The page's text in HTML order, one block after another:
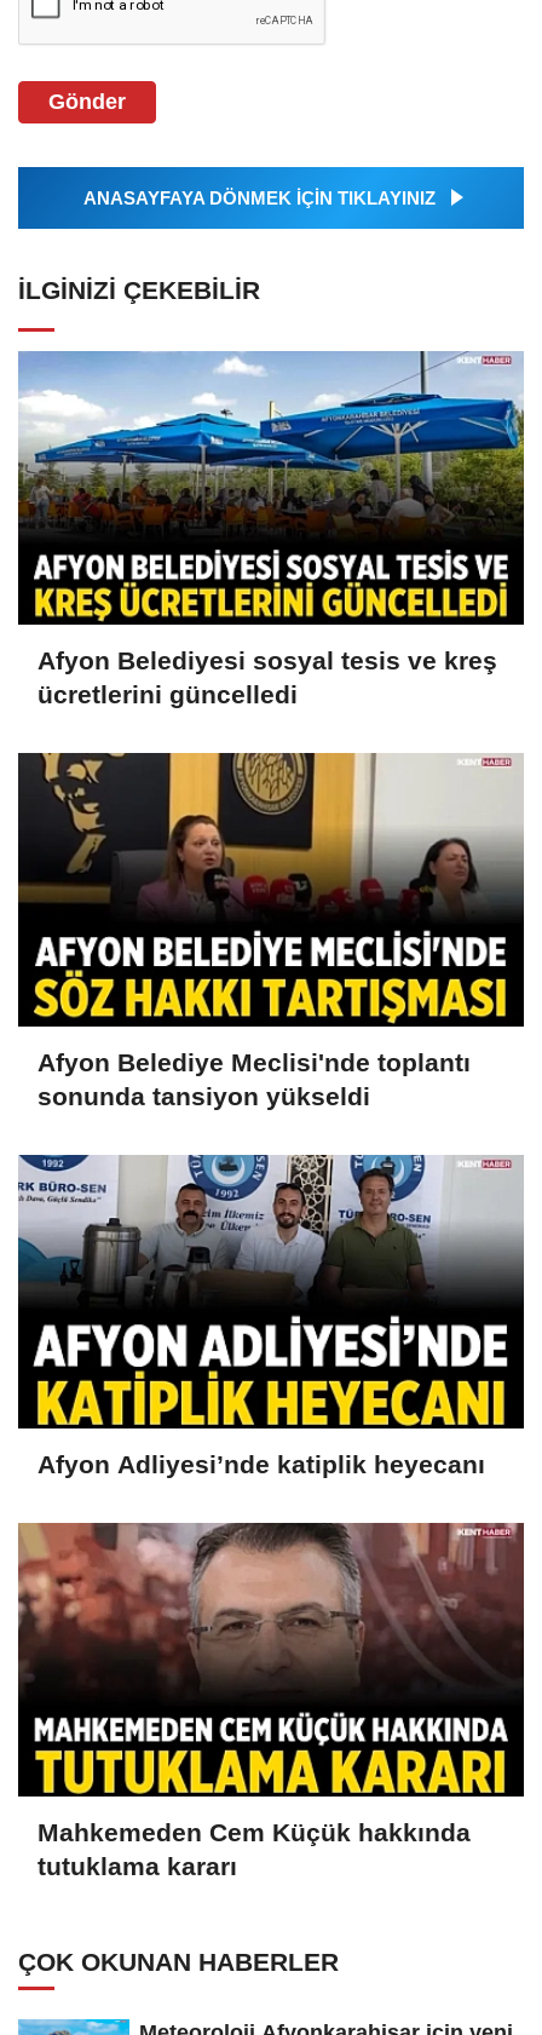
Gönder
ANASAYFAYA DÖNMEK İÇİN TIKLAYINIZ
İLGINIZI ÇEKEBILIR
Afyon Belediyesi sosyal tesis ve kreş
ücretlerini güncelledi
Afyon Belediye Meclisi'nde toplantı
sonunda tansiyon yükseldi
Afyon Adliyesi’nde katiplik heyecanı
Mahkemeden Cem Küçük hakkında
tutuklama kararı
ÇOK OKUNAN HABERLER